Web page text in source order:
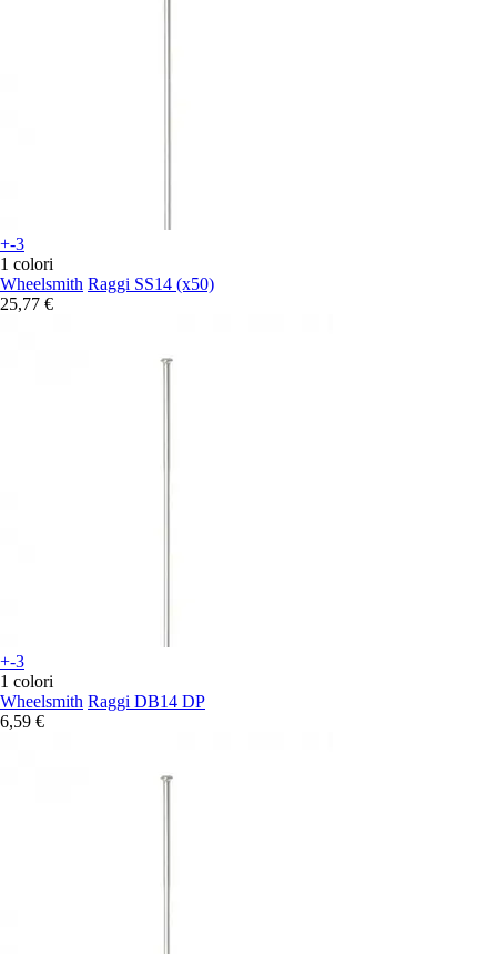
+-3
1 colori
Wheelsmith Raggi SS14 (x50)
25,77 €
+-3
1 colori
Wheelsmith Raggi DB14 DP
6,59 €